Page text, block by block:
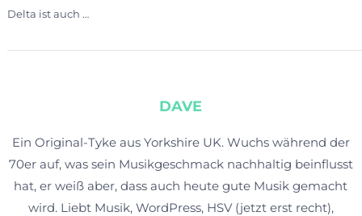
Delta ist auch …
DAVE
Ein Original-Tyke aus Yorkshire UK. Wuchs während der
70er auf, was sein Musikgeschmack nachhaltig beinflusst
hat, er weiß aber, dass auch heute gute Musik gemacht
wird. Liebt Musik, WordPress, HSV (jetzt erst recht),